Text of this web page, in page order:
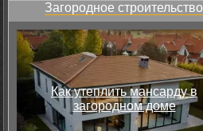
Загородное строительство
Как утеплить мансарду в
загородном доме